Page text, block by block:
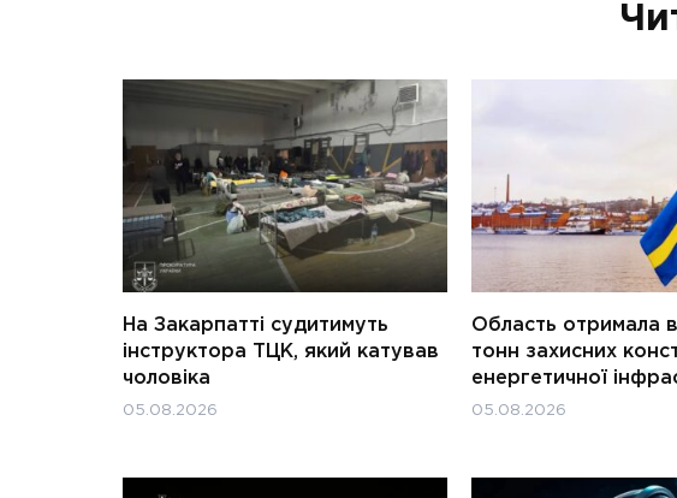
На Закарпатті судитимуть
інструктора ТЦК, який катував
чоловіка
05.08.2026
Область отримала
тонн захисних
енергетичної
05.08.2026